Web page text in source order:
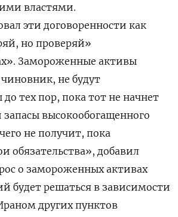
властями.
эти договоренности как
но проверяй»
Замороженные активы
не будут
тех пор, пока тот не начнет
запасы высокообогащенного
не получит, пока
обязательства», добавил
о замороженных активах
будет решаться в зависимости
других пунктов